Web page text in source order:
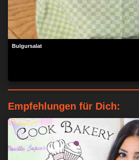
Bulgursalat
Empfehlungen für Dich: